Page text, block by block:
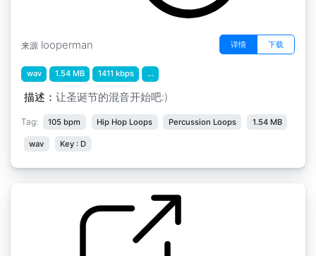
来源 looperman 详情 下载
wav 1.54 MB 1411 kbps ...
描述： 让圣诞节的混音开始吧:)
Tag: 105 bpm Hip Hop Loops Percussion Loops 1.54 MB
wav Key : D